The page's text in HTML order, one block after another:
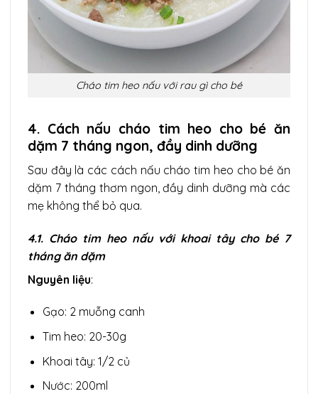
Cháo tim heo nấu với rau gì cho bé
4. Cách nấu cháo tim heo cho bé ăn
dặm 7 tháng ngon, đầy dinh dưỡng
Sau đây là các cách nấu cháo tim heo cho bé ăn
dặm 7 tháng thơm ngon, đầy dinh dưỡng mà các
mẹ không thể bỏ qua.
4.1. Cháo tim heo nấu với khoai tây cho bé 7
tháng ăn dặm
Nguyên liệu:
Gạo: 2 muỗng canh
Tim heo: 20-30g
Khoai tây: 1/2 củ
Nước: 200ml